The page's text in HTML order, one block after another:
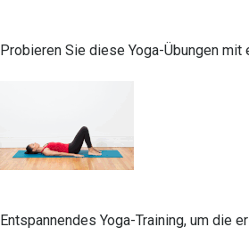
Probieren Sie diese Yoga-Übungen mit
Entspannendes Yoga-Training, um die